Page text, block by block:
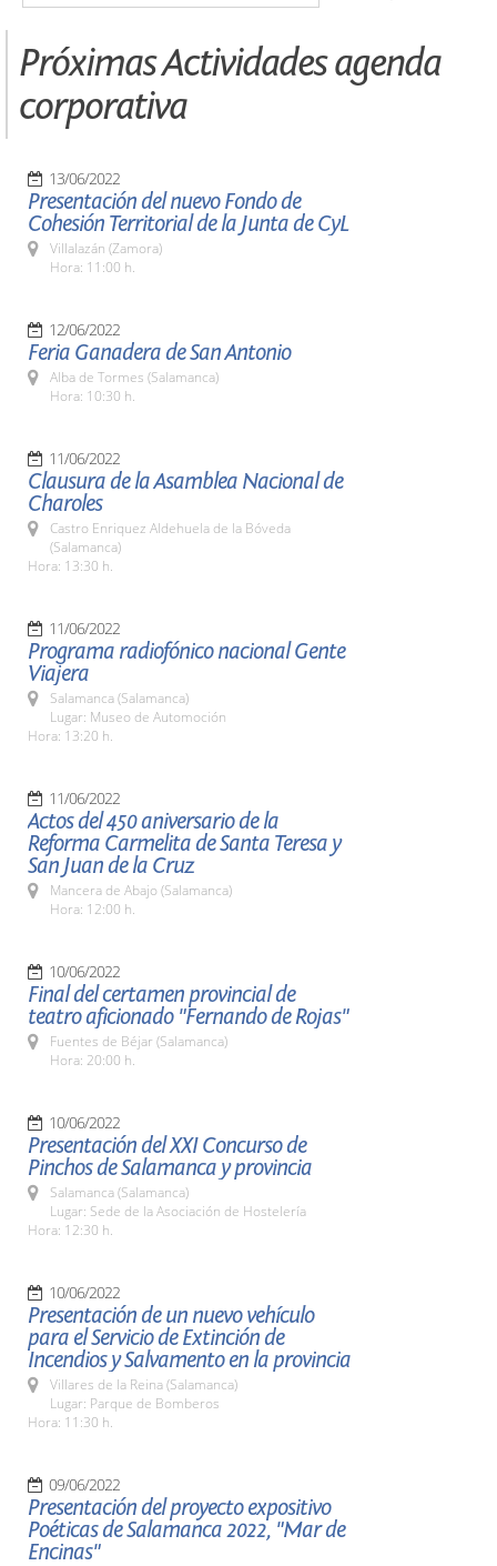
Próximas Actividades agenda
corporativa
13/06/2022
Presentación del nuevo Fondo de
Cohesión Territorial de la Junta de CyL
Villalazán (Zamora)
Hora: 11:00 h.
12/06/2022
Feria Ganadera de San Antonio
Alba de Tormes (Salamanca)
Hora: 10:30 h.
11/06/2022
Clausura de la Asamblea Nacional de
Charoles
Castro Enriquez Aldehuela de la Bóveda
(Salamanca)
Hora: 13:30 h.
11/06/2022
Programa radiofónico nacional Gente
Viajera
Salamanca (Salamanca)
Lugar: Museo de Automoción
Hora: 13:20 h.
11/06/2022
Actos del 450 aniversario de la
Reforma Carmelita de Santa Teresa y
San Juan de la Cruz
Mancera de Abajo (Salamanca)
Hora: 12:00 h.
10/06/2022
Final del certamen provincial de
teatro aficionado "Fernando de Rojas"
Fuentes de Béjar (Salamanca)
Hora: 20:00 h.
10/06/2022
Presentación del XXI Concurso de
Pinchos de Salamanca y provincia
Salamanca (Salamanca)
Lugar: Sede de la Asociación de Hostelería
Hora: 12:30 h.
10/06/2022
Presentación de un nuevo vehículo
para el Servicio de Extinción de
Incendios y Salvamento en la provincia
Villares de la Reina (Salamanca)
Lugar: Parque de Bomberos
Hora: 11:30 h.
09/06/2022
Presentación del proyecto expositivo
Poéticas de Salamanca 2022, "Mar de
Encinas"